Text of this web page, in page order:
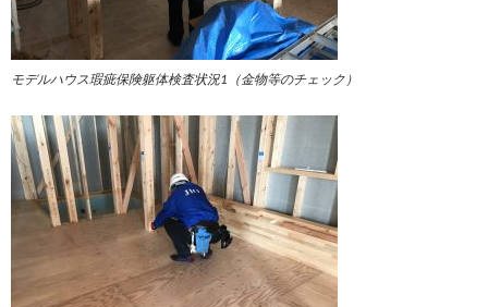
モデルハウス瑕疵保険躯体検査状況1（金物等のチェック）